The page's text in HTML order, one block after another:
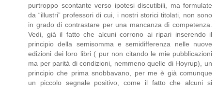
purtroppo scontante verso ipotesi discutibili, ma formulate
da “illustri” professori di cui, i nostri storici titolati, non sono
in grado di contrastare per una mancanza di competenza.
Vedi, già il fatto che alcuni corrono ai ripari inserendo il
principio della semisomma e semidifferenza nelle nuove
edizioni dei loro libri ( pur non citando le mie pubblicazioni
ma per parità di condizioni, nemmeno quelle di Hoyrup), un
principio che prima snobbavano, per me è già comunque
un piccolo segnale positivo, come il fatto che alcuni si